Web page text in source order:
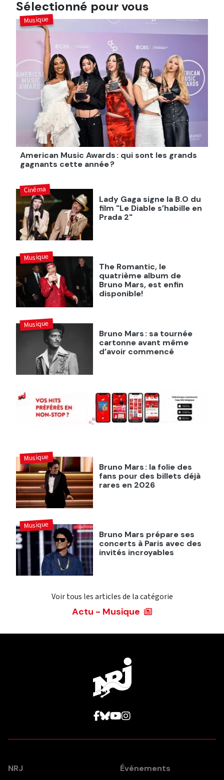
Sélectionné pour vous
American Music Awards : qui sont les grands
gagnants cette année ?
Musique
Lady Gaga signe la B.O du
film "Le Diable s’habille en
Prada 2"
Cinéma
The Romantic, le
quatrième album de
Bruno Mars, est enfin
disponible!
Musique
Bruno Mars : sa tournée
cartonne avant même
d’avoir commencé
Musique
Bruno Mars : la folie des
fans pour des billets déjà
rares en 2026
Musique
Bruno Mars prépare ses
concerts à Paris avec des
invités incroyables
Musique
Voir tous les articles de la catégorie
Actu - Musique
NRJ Événements